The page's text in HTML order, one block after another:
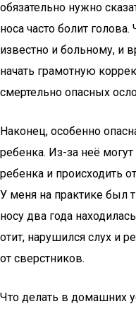
обязательно нужно
носа часто болит
известно и больному, и
начать грамотную
смертельно опасных
Наконец, особенно
ребенка. Из-за неё
ребенка и происходить
У меня на практике был
носу два года
отит, нарушился слух и
от сверстников.
Что делать в домашних